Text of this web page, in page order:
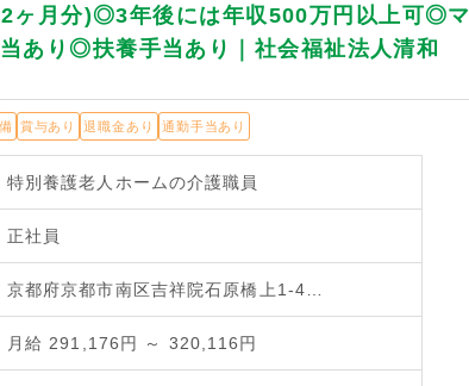
ヶ月分)◎3年後には年収500万円以上可◎マ
り◎扶養手当あり｜社会福祉法人清和
賞与あり 退職金あり 通勤手当あり
特別養護老人ホームの介護職員
正社員
京都府京都市南区吉祥院石原橋上1-4…
月給 291,176円 ～ 320,116円